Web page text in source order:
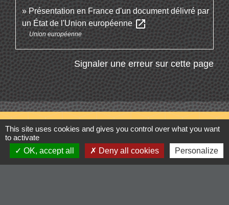
Présentation en France d'un document délivré par
un État de l'Union européenneopen_in_new
Union européenne
Signaler une erreur sur cette page
Contacts
Commune de Cordelle
154, route de Roanne
This site uses cookies and gives you control over what you want
to activate
OK, accept all
Deny all cookies Personalize